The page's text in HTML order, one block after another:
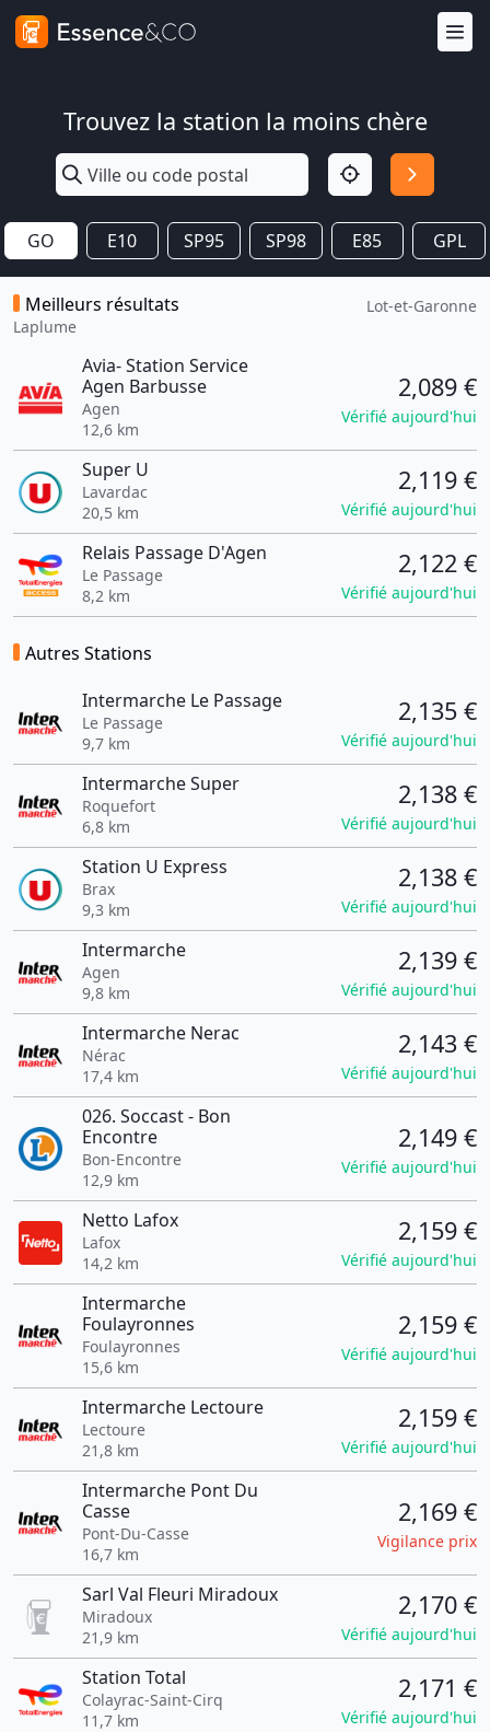
Trouvez la station la moins chère
GO E10 SP95 SP98 E85 GPL
Meilleurs résultats
Laplume
Lot-et-Garonne
Avia- Station Service
Agen Barbusse
Agen
12,6 km
2,089 €
Vérifié aujourd'hui
Super U
Lavardac
20,5 km
2,119 €
Vérifié aujourd'hui
Relais Passage D'Agen
Le Passage
8,2 km
2,122 €
Vérifié aujourd'hui
Autres Stations
Intermarche Le Passage
Le Passage
9,7 km
2,135 €
Vérifié aujourd'hui
Intermarche Super
Roquefort
6,8 km
2,138 €
Vérifié aujourd'hui
Station U Express
Brax
9,3 km
2,138 €
Vérifié aujourd'hui
Intermarche
Agen
9,8 km
2,139 €
Vérifié aujourd'hui
Intermarche Nerac
Nérac
17,4 km
2,143 €
Vérifié aujourd'hui
026. Soccast - Bon
Encontre
Bon-Encontre
12,9 km
2,149 €
Vérifié aujourd'hui
Netto Lafox
Lafox
14,2 km
2,159 €
Vérifié aujourd'hui
Intermarche
Foulayronnes
Foulayronnes
15,6 km
2,159 €
Vérifié aujourd'hui
Intermarche Lectoure
Lectoure
21,8 km
2,159 €
Vérifié aujourd'hui
Intermarche Pont Du
Casse
Pont-Du-Casse
16,7 km
2,169 €
Vigilance prix
Sarl Val Fleuri Miradoux
Miradoux
21,9 km
2,170 €
Vérifié aujourd'hui
Station Total
Colayrac-Saint-Cirq
11,7 km
2,171 €
Vérifié aujourd'hui